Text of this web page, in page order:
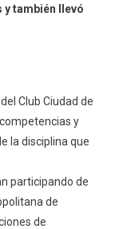
y también llevó
Club Ciudad de
y
la disciplina que
participando de
de
de